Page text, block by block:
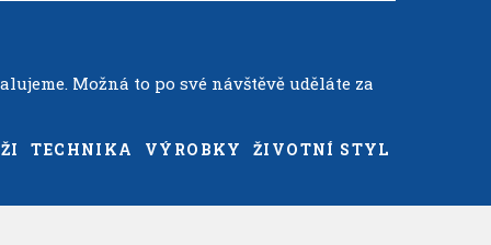
Možná to po své návštěvě uděláte za
TECHNIKA VÝROBKY ŽIVOTNÍ STYL